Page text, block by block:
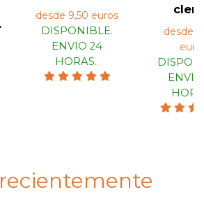
desde 9,50 euros
DISPONIBLE.
ENVIO 24
HORAS..
desde